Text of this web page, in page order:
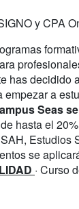
y CPA
has
a
Seas
hasta el
se
· Curso